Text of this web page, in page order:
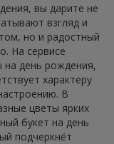
вы дарите не
взгляд и
но и радостный
На сервисе
на день рождения,
характеру
В
цветы ярких
букет на день
подчеркнёт